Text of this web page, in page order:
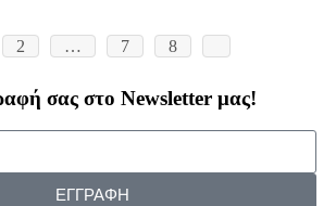
2 … 7 8
σας στο Newsletter μας!
ΕΓΓΡΑΦΗ